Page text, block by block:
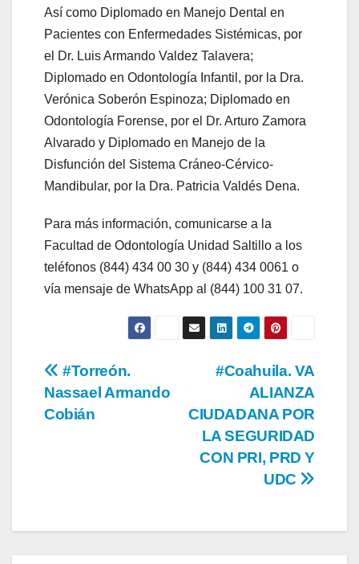
Así como Diplomado en Manejo Dental en
Pacientes con Enfermedades Sistémicas, por
el Dr. Luis Armando Valdez Talavera;
Diplomado en Odontología Infantil, por la Dra.
Verónica Soberón Espinoza; Diplomado en
Odontología Forense, por el Dr. Arturo Zamora
Alvarado y Diplomado en Manejo de la
Disfunción del Sistema Cráneo-Cérvico-
Mandibular, por la Dra. Patricia Valdés Dena.
Para más información, comunicarse a la
Facultad de Odontología Unidad Saltillo a los
teléfonos (844) 434 00 30 y (844) 434 0061 o
vía mensaje de WhatsApp al (844) 100 31 07.
Navegación
de
#Coahuila. VA
ALIANZA
CIUDADANA POR
LA SEGURIDAD
CON PRI, PRD Y
UDC
#Torreón.
Nassael Armando
Cobián